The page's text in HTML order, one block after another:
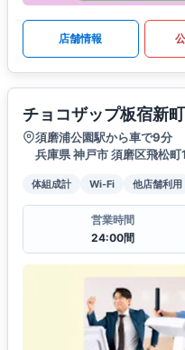
店舗情報
チョコザップ板宿新
須磨浦公園駅から車で9分
兵庫県 神戸市 須磨区飛松
体組成計 Wi-Fi 他店舗利用
営業時間
24:00間